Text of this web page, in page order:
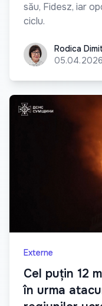
său, Fidesz, iar
ciclu.
Rodica Dimitriu
Rodica
05.04.2026
Externe
Cel puțin 12
în urma